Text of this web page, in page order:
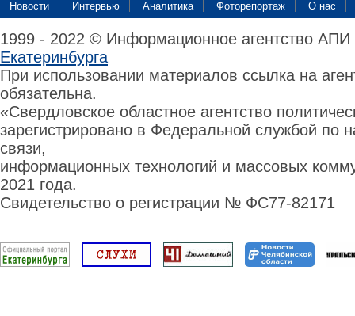
Новости Интервью Аналитика Фоторепортаж О нас
1999 - 2022 © Информационное агентство
Екатеринбурга
При использовании материалов ссылка на
обязательна.
«Свердловское областное агентство
зарегистрировано в Федеральной службой по
связи,
информационных технологий и массовых
2021 года.
Свидетельство о регистрации № ФС77-82171